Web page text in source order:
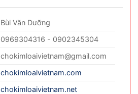
Bùi Văn Dưỡng
0969304316 - 0902345304
chokimloaivietnam@gmail.com
chokimloaivietnam.com
chokimloaivietnam.net